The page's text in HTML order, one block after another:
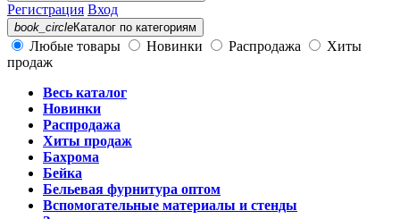
Регистрация Вход
book_circleКаталог по категориям
Любые товары Новинки Распродажа
Хиты
продаж
Весь каталог
Новинки
Распродажа
Хиты продаж
Бахрома
Бейка
Бельевая фурнитура оптом
Вспомогательные материалы и стенды